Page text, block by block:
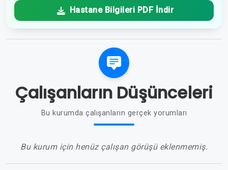
Hastane Bilgileri PDF İndir
Çalışanların Düşünceleri
Bu kurumda çalışanların gerçek yorumları
Bu kurum için henüz çalışan görüşü eklenmemiş.